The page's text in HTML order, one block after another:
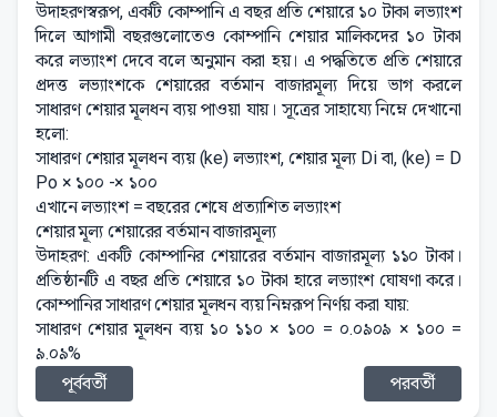
উদাহরণস্বরূপ, একটি কোম্পানি এ বছর প্রতি শেয়ারে ১০ টাকা লভ্যাংশ
দিলে আগামী বছরগুলোতেও কোম্পানি শেয়ার মালিকদের ১০ টাকা
করে লভ্যাংশ দেবে বলে অনুমান করা হয়। এ পদ্ধতিতে প্রতি শেয়ারে
প্রদত্ত লভ্যাংশকে শেয়ারের বর্তমান বাজারমূল্য দিয়ে ভাগ করলে
সাধারণ শেয়ার মূলধন ব্যয় পাওয়া যায়। সূত্রের সাহায্যে নিম্নে দেখানো
হলো:
সাধারণ শেয়ার মূলধন ব্যয় (ke) লভ্যাংশ, শেয়ার মূল্য Di বা, (ke) = D
Po × ১০০ -× ১০০
এখানে লভ্যাংশ = বছরের শেষে প্রত্যাশিত লভ্যাংশ
শেয়ার মূল্য শেয়ারের বর্তমান বাজারমূল্য
উদাহরণ: একটি কোম্পানির শেয়ারের বর্তমান বাজারমূল্য ১১০ টাকা।
প্রতিষ্ঠানটি এ বছর প্রতি শেয়ারে ১০ টাকা হারে লভ্যাংশ ঘোষণা করে।
কোম্পানির সাধারণ শেয়ার মূলধন ব্যয় নিম্নরূপ নির্ণয় করা যায়:
সাধারণ শেয়ার মূলধন ব্যয় ১০ ১১০ × ১০০ = ০.০৯০৯ × ১০০ =
৯.০৯%
পূর্ববর্তী
পরবর্তী